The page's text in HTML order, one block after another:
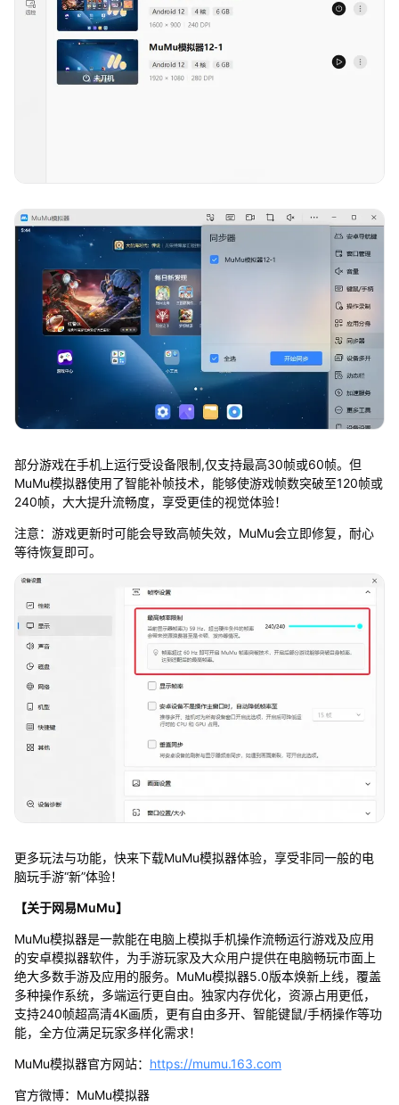
部分游戏在手机上运行受设备限制,仅支持最高30帧或60帧。但
MuMu模拟器使用了智能补帧技术，能够使游戏帧数突破至120帧或
240帧，大大提升流畅度，享受更佳的视觉体验！
注意：游戏更新时可能会导致高帧失效，MuMu会立即修复，耐心
等待恢复即可。
更多玩法与功能，快来下载MuMu模拟器体验，享受非同一般的电
脑玩手游“新”体验！
【关于网易MuMu】
MuMu模拟器是一款能在电脑上模拟手机操作流畅运行游戏及应用
的安卓模拟器软件，为手游玩家及大众用户提供在电脑畅玩市面上
绝大多数手游及应用的服务。MuMu模拟器5.0版本焕新上线，覆盖
多种操作系统，多端运行更自由。独家内存优化，资源占用更低，
支持240帧超高清4K画质，更有自由多开、智能键鼠/手柄操作等功
能，全方位满足玩家多样化需求！
MuMu模拟器官方网站： https://mumu.163.com
官方微博：MuMu模拟器